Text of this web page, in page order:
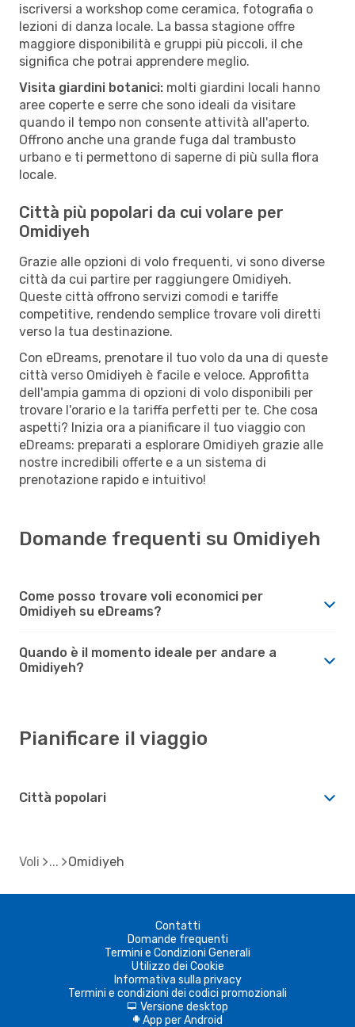
iscriversi a workshop come ceramica, fotografia o
lezioni di danza locale. La bassa stagione offre
maggiore disponibilità e gruppi più piccoli, il che
significa che potrai apprendere meglio.
Visita giardini botanici: molti giardini locali hanno
aree coperte e serre che sono ideali da visitare
quando il tempo non consente attività all'aperto.
Offrono anche una grande fuga dal trambusto
urbano e ti permettono di saperne di più sulla flora
locale.
Città più popolari da cui volare per
Omidiyeh
Grazie alle opzioni di volo frequenti, vi sono diverse
città da cui partire per raggiungere Omidiyeh.
Queste città offrono servizi comodi e tariffe
competitive, rendendo semplice trovare voli diretti
verso la tua destinazione.
Con eDreams, prenotare il tuo volo da una di queste
città verso Omidiyeh è facile e veloce. Approfitta
dell'ampia gamma di opzioni di volo disponibili per
trovare l'orario e la tariffa perfetti per te. Che cosa
aspetti? Inizia ora a pianificare il tuo viaggio con
eDreams: preparati a esplorare Omidiyeh grazie alle
nostre incredibili offerte e a un sistema di
prenotazione rapido e intuitivo!
Domande frequenti su Omidiyeh
Come posso trovare voli economici per
Omidiyeh su eDreams?
Quando è il momento ideale per andare a
Omidiyeh?
Pianificare il viaggio
Città popolari
Voli Omidiyeh
Contatti
Domande frequenti
Termini e Condizioni Generali
Utilizzo dei Cookie
Informativa sulla privacy
Termini e condizioni dei codici promozionali
d Versione desktop
A App per Android